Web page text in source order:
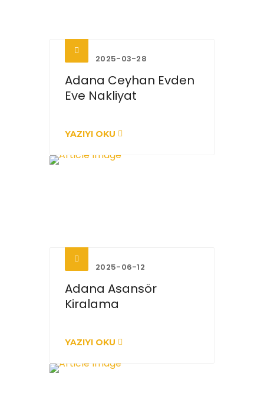
2025-03-28
Adana Ceyhan Evden
Eve Nakliyat
YAZIYI OKU
2025-06-12
Adana Asansör
Kiralama
YAZIYI OKU